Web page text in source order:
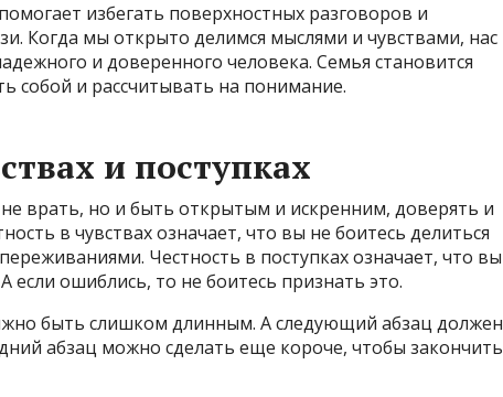
избегать поверхностных разговоров и
Когда мы открыто делимся мыслями и чувствами, нас
и доверенного человека. Семья становится
собой и рассчитывать на понимание.
и поступках
врать, но и быть открытым и искренним, доверять и
в чувствах означает, что вы не боитесь делиться
Честность в поступках означает, что вы
если ошиблись, то не боитесь признать это.
быть слишком длинным. А следующий абзац должен
абзац можно сделать еще короче, чтобы закончить